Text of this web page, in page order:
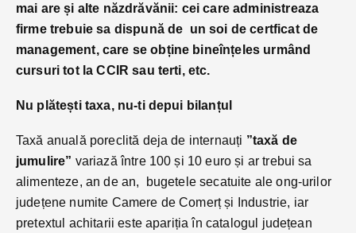
mai are și alte năzdrăvănii: cei care administreaza
firme trebuie sa dispună de un soi de certficat de
management, care se obține bineînțeles urmând
cursuri tot la CCIR sau terti, etc.
Nu plătești taxa, nu-ti depui bilanțul
Taxă anuală poreclită deja de internauți ”taxă de
jumulire” variază între 100 și 10 euro și ar trebui sa
alimenteze, an de an, bugetele secatuite ale ong-urilor
județene numite Camere de Comerț și Industrie, iar
pretextul achitarii este apariția în catalogul județean